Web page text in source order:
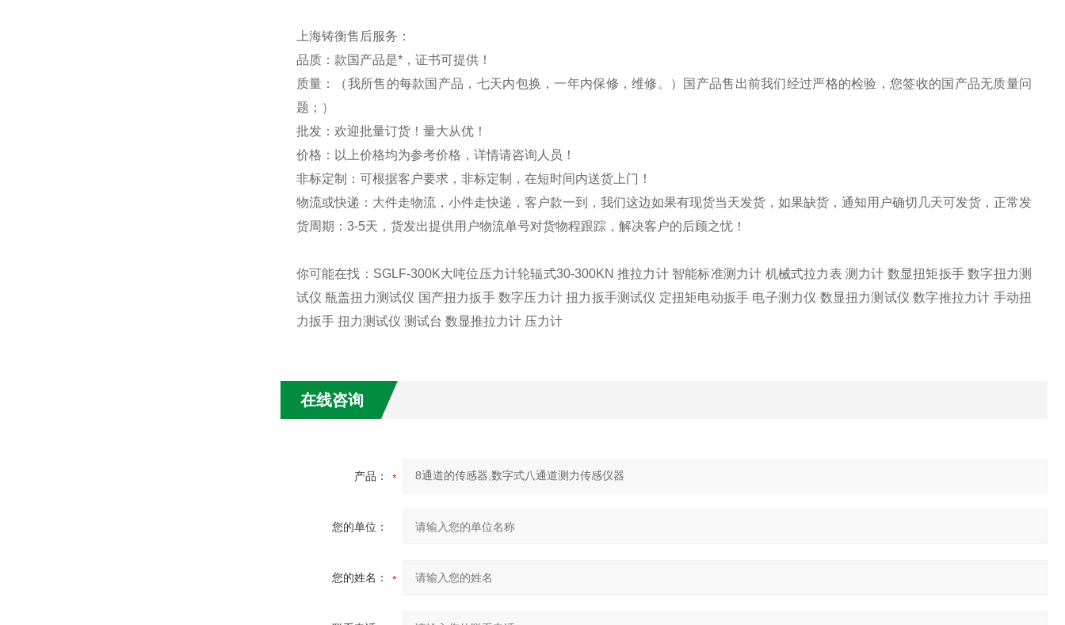
上海铸衡售后服务：
品质：款国产品是*，证书可提供！
质量：（我所售的每款国产品，七天内包换，一年内保修，维修。）国产品售出前我们经过严格的检验，您签收的国产品无质量问
题；）
批发：欢迎批量订货！量大从优！
价格：以上价格均为参考价格，详情请咨询人员！
非标定制：可根据客户要求，非标定制，在短时间内送货上门！
物流或快递：大件走物流，小件走快递，客户款一到，我们这边如果有现货当天发货，如果缺货，通知用户确切几天可发货，正常发
货周期：3-5天，货发出提供用户物流单号对货物程跟踪，解决客户的后顾之忧！
你可能在找：SGLF-300K大吨位压力计轮辐式30-300KN 推拉力计 智能标准测力计 机械式拉力表 测力计 数显扭矩扳手 数字扭力测
试仪 瓶盖扭力测试仪 国产扭力扳手 数字压力计 扭力扳手测试仪 定扭矩电动扳手 电子测力仪 数显扭力测试仪 数字推拉力计 手动扭
力扳手 扭力测试仪 测试台 数显推拉力计 压力计
在线咨询
产品：
您的单位：
您的姓名：